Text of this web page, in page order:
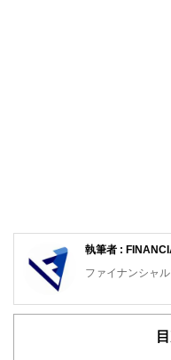
執筆者 :
ファイナンシャ
FinancialField編
知識がない方で